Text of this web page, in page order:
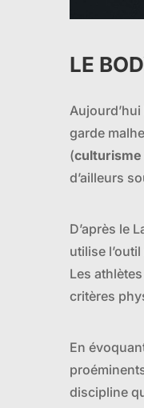
LE
garde
(culturisme
d’ailleurs
D’après le
utilise
Les
critères
En
discipline